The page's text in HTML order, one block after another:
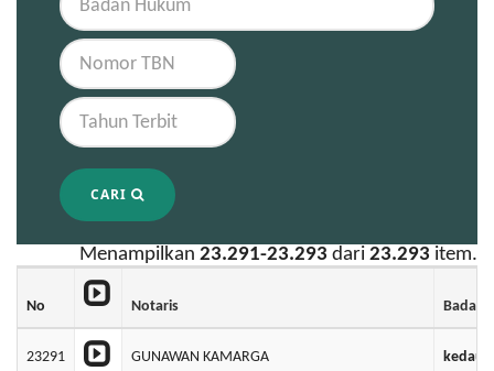
CARI
Menampilkan 23.291-23.293 dari 23.293 item.
No Notaris Badan
23291 GUNAWAN KAMARGA